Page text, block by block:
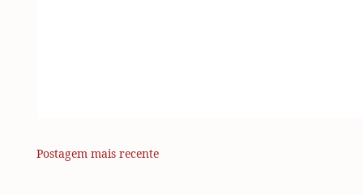
Postagem mais recente